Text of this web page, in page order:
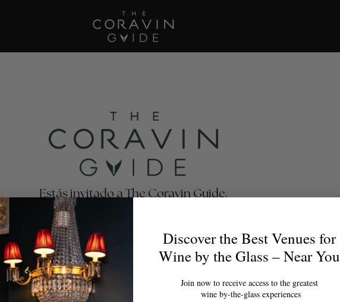
Estás invitado a The Coravin Guide.
Coravin Guide destaca los programas de vinos por copa de
bares, hoteles y clubes privados que celebran la diversidad
del vino, para que los amantes del vino encuentren
la copa perfecta para cualquier ocasión.
~10 MINUTOSGUARDA AUTOMÁTICAMENTE MIENTRAS AVANZAS
Discover the Best Venues for
Wine by the Glass – Near You
Join now to receive access to the greatest
wine by-the-glass experiences